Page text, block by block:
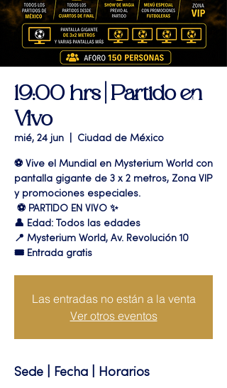
19:00 hrs | Partido en
Vivo
mié, 24 jun Ciudad de México
⚽ Vive el Mundial en Mysterium World con
pantalla gigante de 3 x 2 metros, Zona VIP
y promociones especiales.
⚽️ PARTIDO EN VIVO ✨
👤 Edad: Todos las edades
📍 Mysterium World, Av. Revolución 10
🎟️ Entrada gratis
Las entradas no están a la venta
Ver otros eventos
Sede | Fecha | Horarios